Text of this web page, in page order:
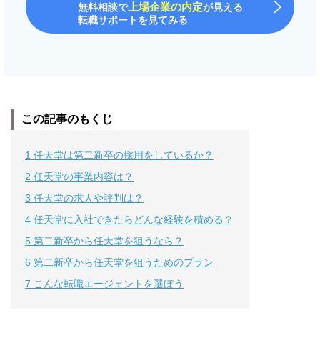
無料相談で上場企業の内定が見える
転職サポートを見てみる
この記事のもくじ
1 任天堂は第二新卒の採用をしているか？
2 任天堂の事業内容は？
3 任天堂の求人や評判は？
4 任天堂に入社できたらどんな経験を積める？
5 第二新卒から任天堂を狙うなら？
6 第二新卒から任天堂を狙うためのプラン
7 こんな転職エージェントを選ぼう